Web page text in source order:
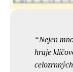
Nejen
hraje